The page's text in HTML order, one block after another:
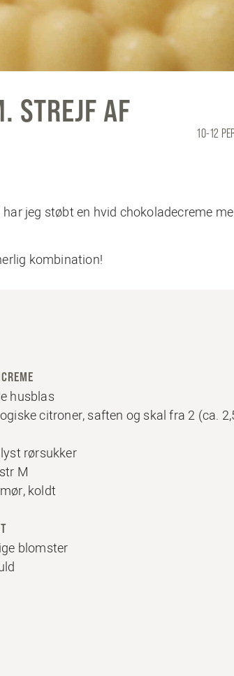
STREJF AF
10-12
jeg støbt en hvid chokoladecreme
kombination!
husblas
citroner, saften og skal fra 2 (ca.
rørsukker
M
koldt
blomster